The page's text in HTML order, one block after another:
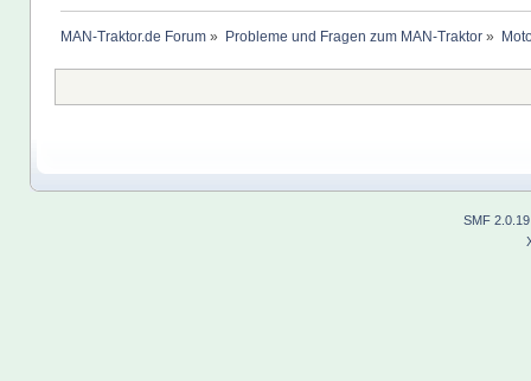
MAN-Traktor.de Forum » Probleme und Fragen zum MAN-Traktor »
SMF 2.0.19